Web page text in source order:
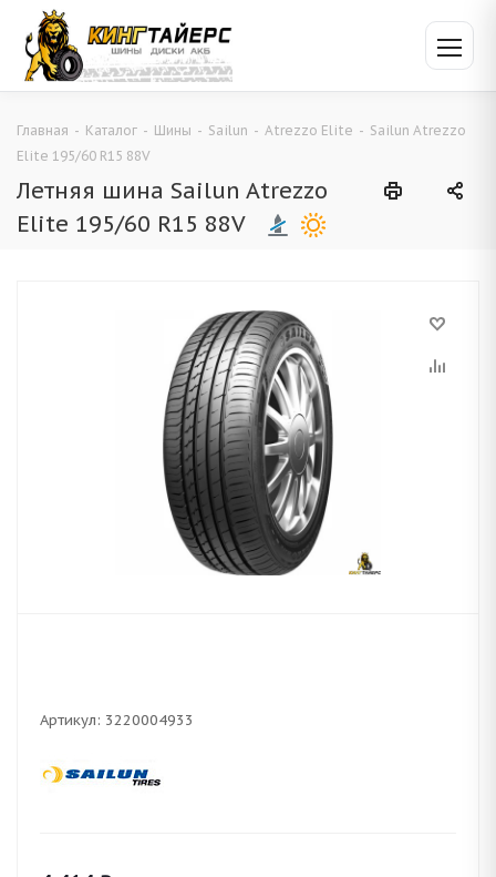
Главная - Каталог - Шины - Sailun - Atrezzo Elite - Sailun Atrezzo
Elite 195/60 R15 88V
Летняя шина Sailun Atrezzo
Elite 195/60 R15 88V
Артикул: 3220004933